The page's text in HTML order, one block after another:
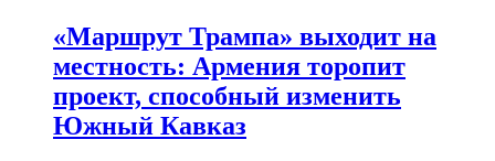
«Маршрут Трампа» выходит на
местность: Армения торопит
проект, способный изменить
Южный Кавказ